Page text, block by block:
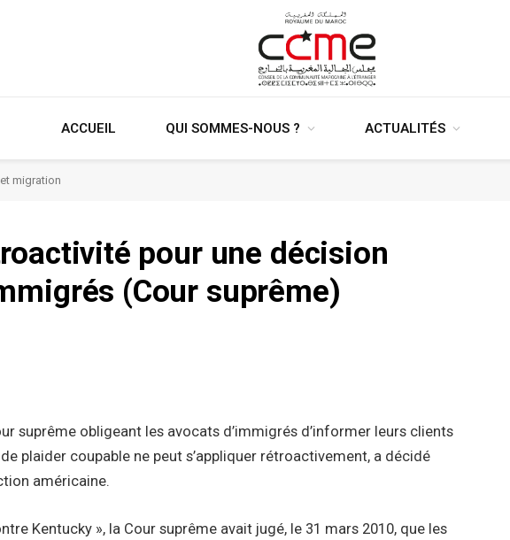
ACCUEIL QUI SOMMES-NOUS ? ACTUALITÉS
migration
pour une décision
(Cour suprême)
suprême obligeant les avocats d’immigrés d’informer leurs clients
plaider coupable ne peut s’appliquer rétroactivement, a décidé
américaine.
Kentucky », la Cour suprême avait jugé, le 31 mars 2010, que les